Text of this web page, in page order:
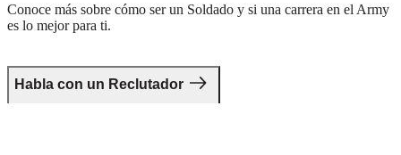
Conoce más sobre cómo ser un Soldado y si una carrera en el Army
es lo mejor para ti.
Habla con un Reclutador